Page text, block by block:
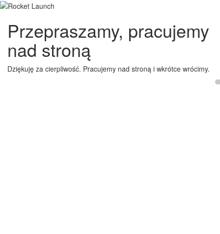
Przepraszamy, pracujemy
nad stroną
Dziękuję za cierpliwość. Pracujemy nad stroną i wkrótce wrócimy.